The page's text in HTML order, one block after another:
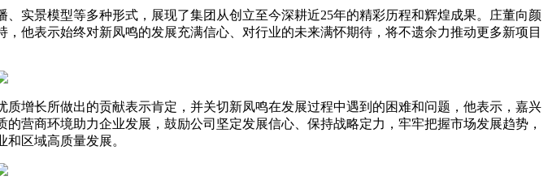
实景模型等多种形式，展现了集团从创立至今深耕近25年的精彩历程和辉煌成果。庄董向颜
他表示始终对新凤鸣的发展充满信心、对行业的未来满怀期待，将不遗余力推动更多新项目
增长所做出的贡献表示肯定，并关切新凤鸣在发展过程中遇到的困难和问题，他表示，嘉兴
营商环境助力企业发展，鼓励公司坚定发展信心、保持战略定力，牢牢把握市场发展趋势，
区域高质量发展。